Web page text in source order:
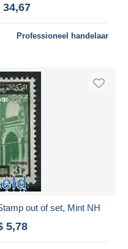
34,67
Professioneel handelaar
out of set, Mint NH
5,78